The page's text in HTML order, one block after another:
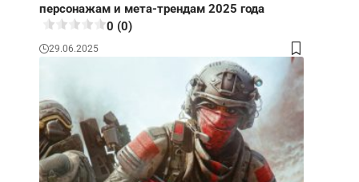
персонажам и мета-трендам 2025 года
0 (0)
29.06.2025